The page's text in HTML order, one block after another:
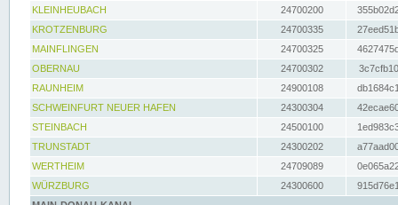
KLEINHEUBACH 24700200
KROTZENBURG
24700335
MAINFLINGEN
24700325
OBERNAU
24700302
RAUNHEIM
24900108
SCHWEINFURT NEUER HAFEN
24300304
STEINBACH
24500100
TRUNSTADT
24300202
WERTHEIM
24709089
WÜRZBURG
24300600